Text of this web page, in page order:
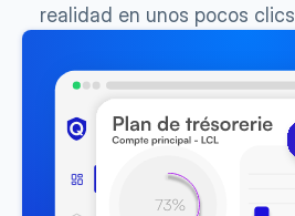
realidad en unos pocos clics